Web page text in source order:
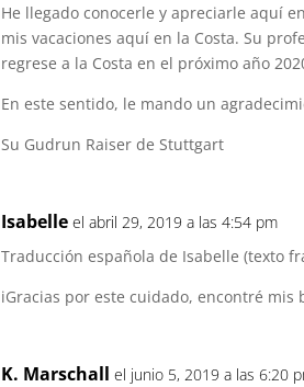
He llegado conocerle y apreciarle aquí
mis vacaciones aquí en la Costa. Su
regrese a la Costa en el próximo año
En este sentido, le mando un
Su Gudrun Raiser de Stuttgart
Isabelle el abril 29, 2019 a las 4:54 pm
Traducción española de Isabelle (texto
iGracias por este cuidado, encontré mis
K. Marschall el junio 5, 2019 a las 6:20